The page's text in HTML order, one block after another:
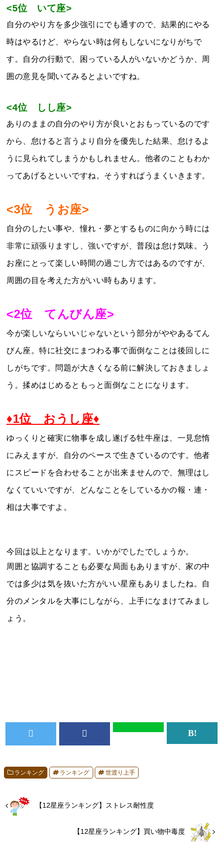
<5位 いて座>
自分のやり方を多少強引にでも通すので、結果的にやる
時はやるけど、やらない時は何もしないになりがちで
す。自分の行動で、困っている人がいないかどうか、周
囲の意見を聞いてみるとよいですね。
<4位 しし座>
ありのままの自分のやり方が良いとおもっているのです
から、怠けると言うより自分を優先した結果、怠けるよ
うに見られてしまうかもしれません。他者のこともわか
ってあげるといいですね。そうすればうまくいきます。
<3位 うお座>
自分のしたい事や、憧れ・夢とするものに向かう時には
非常に頑張りますし、強いですが、普段は怠け気味。う
お座にとって楽しい時間の過ごし方ではあるのですが、
周囲の目を考えた方がいい時もあります。
<2位 てんびん座>
今が楽しいならいいじゃないという部分がややあるてん
びん座。特に社交にまつわる事で面倒なことは後回しに
しがちです。問題が大きくなる前に解決しておきましょ
う。揉めはじめるともっと面倒なことになります。
♦1位 おうし座♦
ゆっくりと確実に物事を成し遂げる牡牛座は、一見怠惰
にみえますが、自分のペースで生きているのです。他者
にスピードを合わせることが出来ませんので、無理はし
なくていいですが、どんなことをしているかの報・連・
相は大事ですよ。
今回は以上となります。いかがでしたでしょうか。
周囲と協調することも必要な局面もありますが、家の中
では多少は気を抜いた方がいい星座もありましたね。自
分のメンタルを大事にしながら、上手になまけてみまし
ょう。
ランキング ランキング 世渡り上手
【12星座ランキング】ストレス耐性度
【12星座ランキング】買い物中毒度